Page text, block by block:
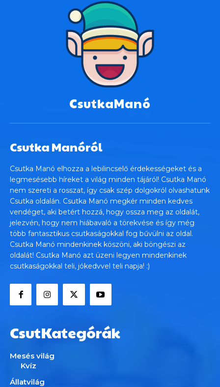
CsutkaManó
Csutka Manóról
Csutka Manó elhozza a lebilincselő érdekességeket és a
legmesésebb híreket a világ minden tájáról! Csutka Manó
nem szereti a rosszat, így csak szép dolgokról olvashatunk
Csutka oldalán. Csutka Manó megkér minden kedves
vendéget, aki betért hozzá, hogy ossza meg az oldalát,
jelezvén, hogy nem hiábavaló a törekvése és így még
több fantasztikus csutkaságokkal fog bűvülni az oldal.
Csutka Manó mindenkinek köszöni, aki böngészi az
oldalát! Csutka Manó azt üzeni legyen mindenkinek
csutkaságokkal teli, jókedvvel teli napja! :)
CsutKategórák
Mesés világ
Kvíz
Állatvilág